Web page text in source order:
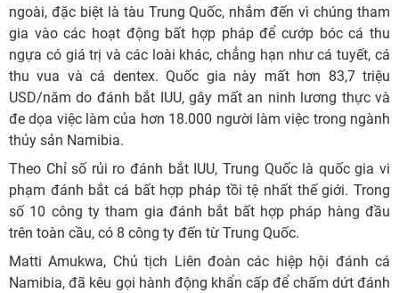
ngoài, đặc biệt là tàu Trung Quốc, nhắm đến vì chúng tham
gia vào các hoạt động bất hợp pháp để cướp bóc cá thu
ngựa có giá trị và các loài khác, chẳng hạn như cá tuyết, cá
thu vua và cá dentex. Quốc gia này mất hơn 83,7 triệu
USD/năm do đánh bắt IUU, gây mất an ninh lương thực và
đe dọa việc làm của hơn 18.000 người làm việc trong ngành
thủy sản Namibia.
Theo Chỉ số rủi ro đánh bắt IUU, Trung Quốc là quốc gia vi
phạm đánh bắt cá bất hợp pháp tồi tệ nhất thế giới. Trong
số 10 công ty tham gia đánh bắt bất hợp pháp hàng đầu
trên toàn cầu, có 8 công ty đến từ Trung Quốc.
Matti Amukwa, Chủ tịch Liên đoàn các hiệp hội đánh cá
Namibia, đã kêu gọi hành động khẩn cấp để chấm dứt đánh